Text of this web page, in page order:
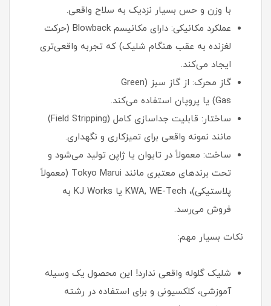
با وزن و حس بسیار نزدیک به سلاح واقعی.
عملکرد مکانیکی: دارای مکانیسم Blowback (حرکت
لغزنده به عقب هنگام شلیک) که تجربه واقعی‌تری
ایجاد می‌کند.
گاز محرک: از گاز سبز (Green
Gas) یا پروپان استفاده می‌کند.
ساختار: قابلیت جداسازی کامل (Field Stripping)
مانند نمونه واقعی برای تمیزکاری و نگهداری.
ساخت: معمولاً در تایوان یا ژاپن تولید می‌شود و
تحت برندهای معتبری مانند Tokyo Marui (معمولاً
پلاستیکی)، KWA, WE-Tech یا KJ Works به
فروش می‌رسد.
نکات بسیار مهم:
شلیک گلوله واقعی ندارد! این محصول یک وسیله
آموزشی، کلکسیونی و برای استفاده در رشته